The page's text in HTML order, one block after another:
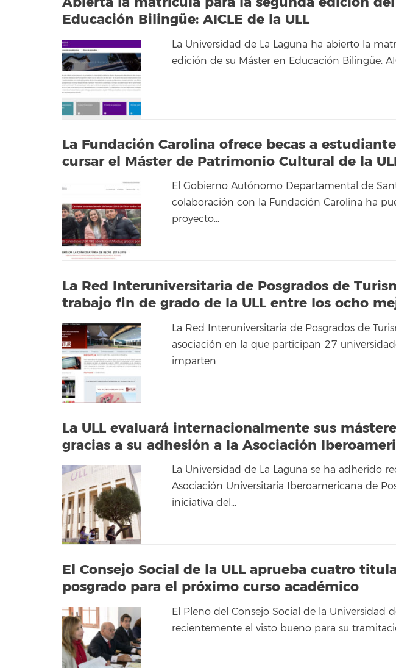
Educación Bilingüe: AICLE de la ULL
La Universidad de La Laguna ha abierto la
edición de su Máster en Educación Bilingüe:
La Fundación Carolina ofrece becas a
cursar el Máster de Patrimonio Cultural de la
El Gobierno Autónomo Departamental de
colaboración con la Fundación Carolina ha
proyecto…
La Red Interuniversitaria de Posgrados de
trabajo fin de grado de la ULL entre los ocho
La Red Interuniversitaria de Posgrados de
asociación en la que participan 27
imparten…
La ULL evaluará internacionalmente sus
gracias a su adhesión a la Asociación
La Universidad de La Laguna se ha adherido
Asociación Universitaria Iberoamericana de
iniciativa del…
El Consejo Social de la ULL aprueba cuatro
posgrado para el próximo curso académico
El Pleno del Consejo Social de la Universidad
recientemente el visto bueno para su